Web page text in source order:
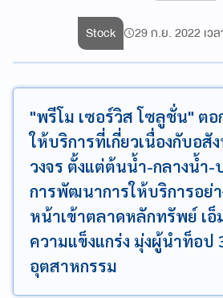
Stock 29 ก.ย. 2022 เว
"พรีโม เซอร์วิส โซลูชั่น" ต
ให้บริการที่เกี่ยวเนื่องกับอสั
วงจร ตั้งแต่ต้นน้ำ-กลางน้ำ-
การพัฒนาการให้บริการอย่า
หน้าเข้าตลาดหลักทรัพย์ เอ็
ความแข็งแกร่ง มุ่งผู้นำท็อป
อุตสาหกรรม